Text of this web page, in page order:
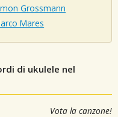
Grossmann
Mares
di ukulele nel
Vota la canzone!